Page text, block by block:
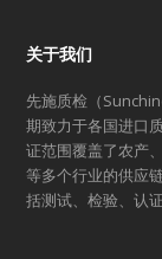
关于我们
先施质检（
期致力于各国进口
证范围覆盖了农产
等多个行业的供应
括测试、检验、认